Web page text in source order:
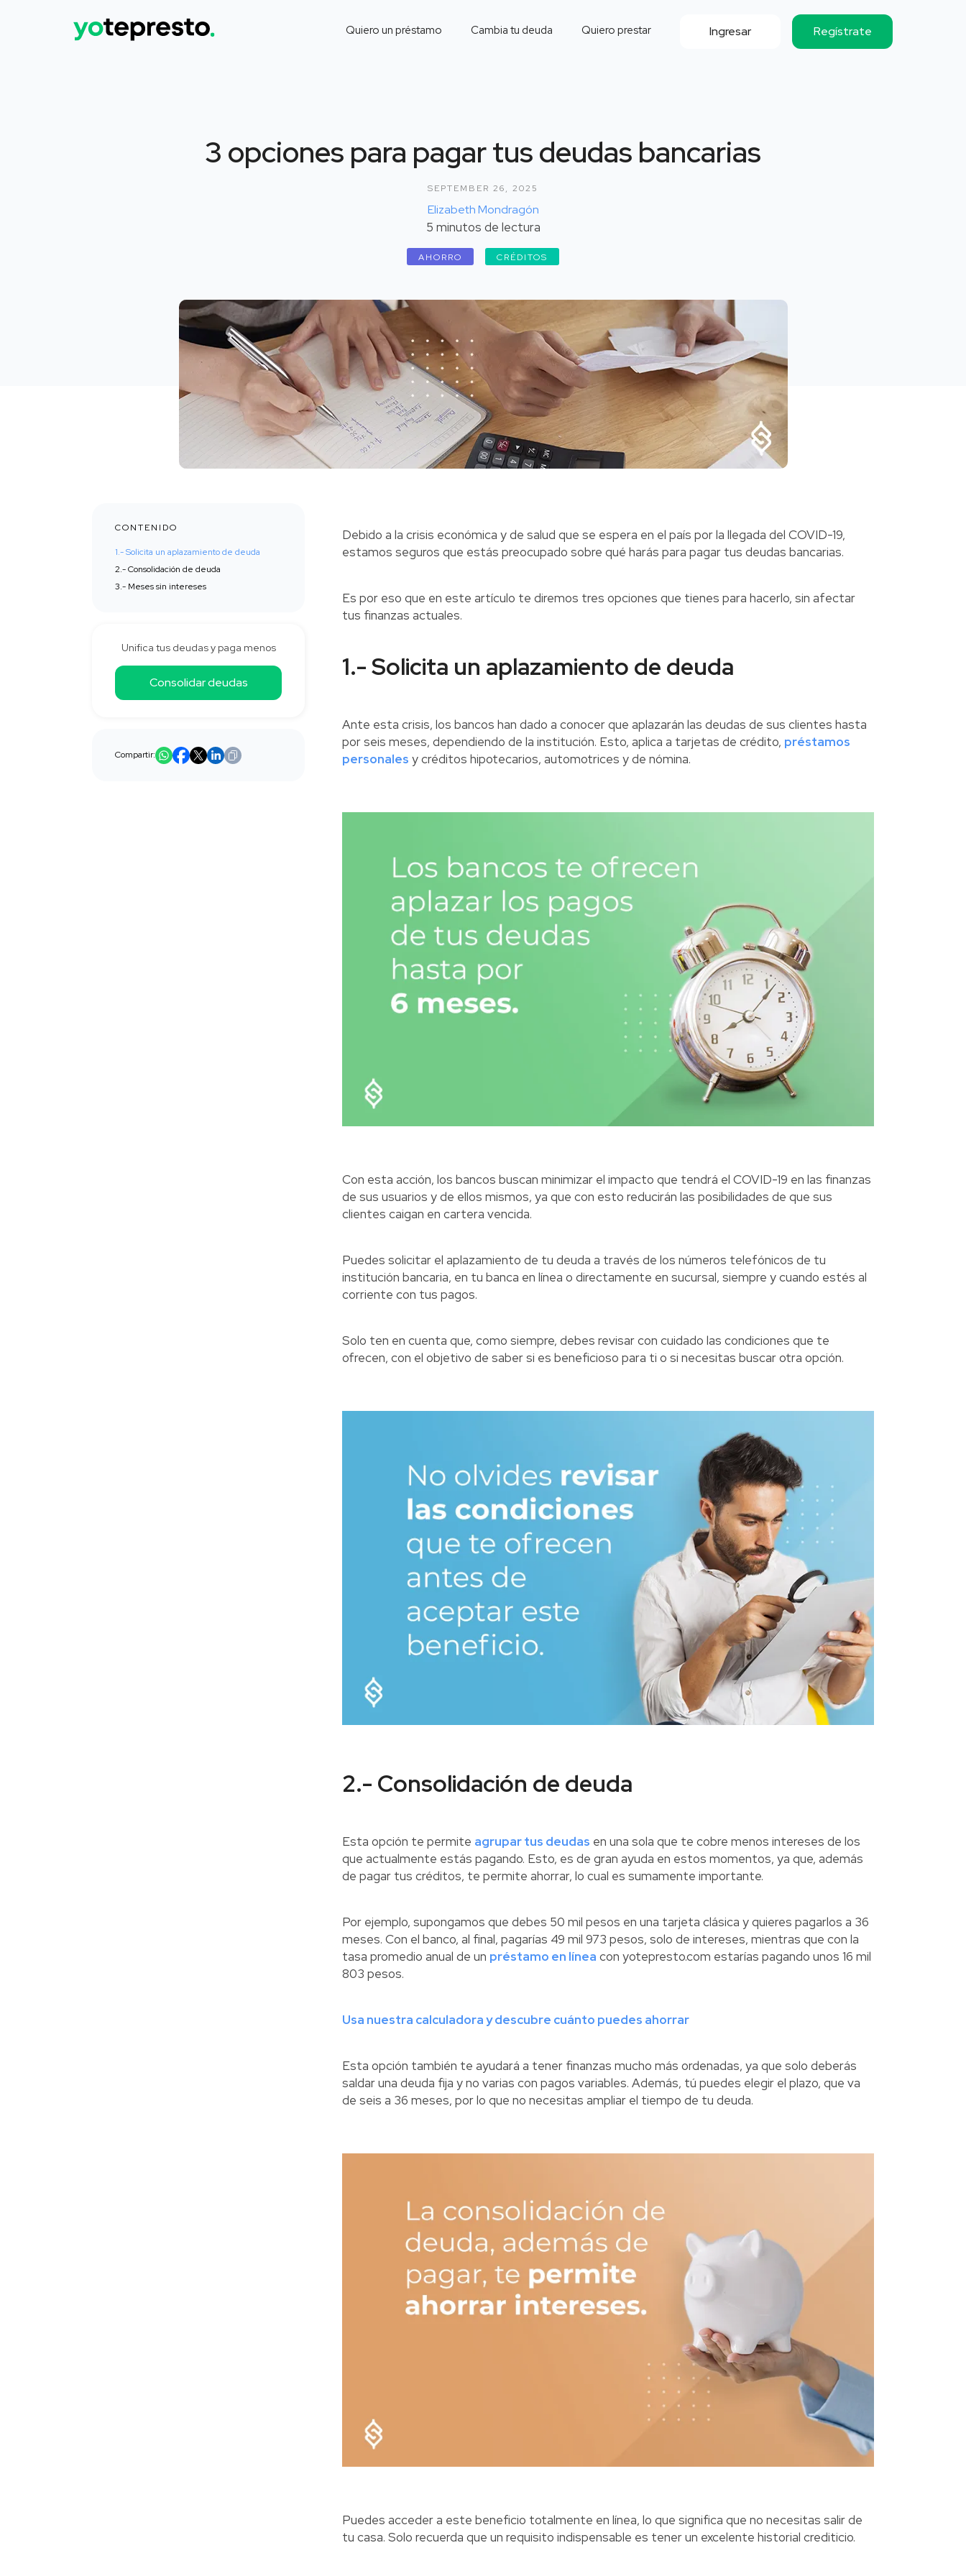
Quiero un préstamo Cambia tu deuda Quiero prestar Ingresar Regístrate
3 opciones para pagar tus deudas bancarias
SEPTEMBER 26, 2025
Elizabeth Mondragón
5 minutos de lectura
AHORRO CRÉDITOS
CONTENIDO
1.- Solicita un aplazamiento de deuda
2.- Consolidación de deuda
3.- Meses sin intereses
Unifica tus deudas y paga menos
Consolidar deudas
Compartir:
Debido a la crisis económica y de salud que se espera en el país por la llegada del COVID-19,
estamos seguros que estás preocupado sobre qué harás para pagar tus deudas bancarias.
Es por eso que en este artículo te diremos tres opciones que tienes para hacerlo, sin afectar
tus finanzas actuales.
1.- Solicita un aplazamiento de deuda
Ante esta crisis, los bancos han dado a conocer que aplazarán las deudas de sus clientes hasta
por seis meses, dependiendo de la institución. Esto, aplica a tarjetas de crédito, préstamos
personales y créditos hipotecarios, automotrices y de nómina.
Con esta acción, los bancos buscan minimizar el impacto que tendrá el COVID-19 en las finanzas
de sus usuarios y de ellos mismos, ya que con esto reducirán las posibilidades de que sus
clientes caigan en cartera vencida.
Puedes solicitar el aplazamiento de tu deuda a través de los números telefónicos de tu
institución bancaria, en tu banca en línea o directamente en sucursal, siempre y cuando estés al
corriente con tus pagos.
Solo ten en cuenta que, como siempre, debes revisar con cuidado las condiciones que te
ofrecen, con el objetivo de saber si es beneficioso para ti o si necesitas buscar otra opción.
2.- Consolidación de deuda
Esta opción te permite agrupar tus deudas en una sola que te cobre menos intereses de los
que actualmente estás pagando. Esto, es de gran ayuda en estos momentos, ya que, además
de pagar tus créditos, te permite ahorrar, lo cual es sumamente importante.
Por ejemplo, supongamos que debes 50 mil pesos en una tarjeta clásica y quieres pagarlos a 36
meses. Con el banco, al final, pagarías 49 mil 973 pesos, solo de intereses, mientras que con la
tasa promedio anual de un préstamo en línea con yotepresto.com estarías pagando unos 16 mil
803 pesos.
Usa nuestra calculadora y descubre cuánto puedes ahorrar
Esta opción también te ayudará a tener finanzas mucho más ordenadas, ya que solo deberás
saldar una deuda fija y no varias con pagos variables. Además, tú puedes elegir el plazo, que va
de seis a 36 meses, por lo que no necesitas ampliar el tiempo de tu deuda.
Puedes acceder a este beneficio totalmente en línea, lo que significa que no necesitas salir de
tu casa. Solo recuerda que un requisito indispensable es tener un excelente historial crediticio.